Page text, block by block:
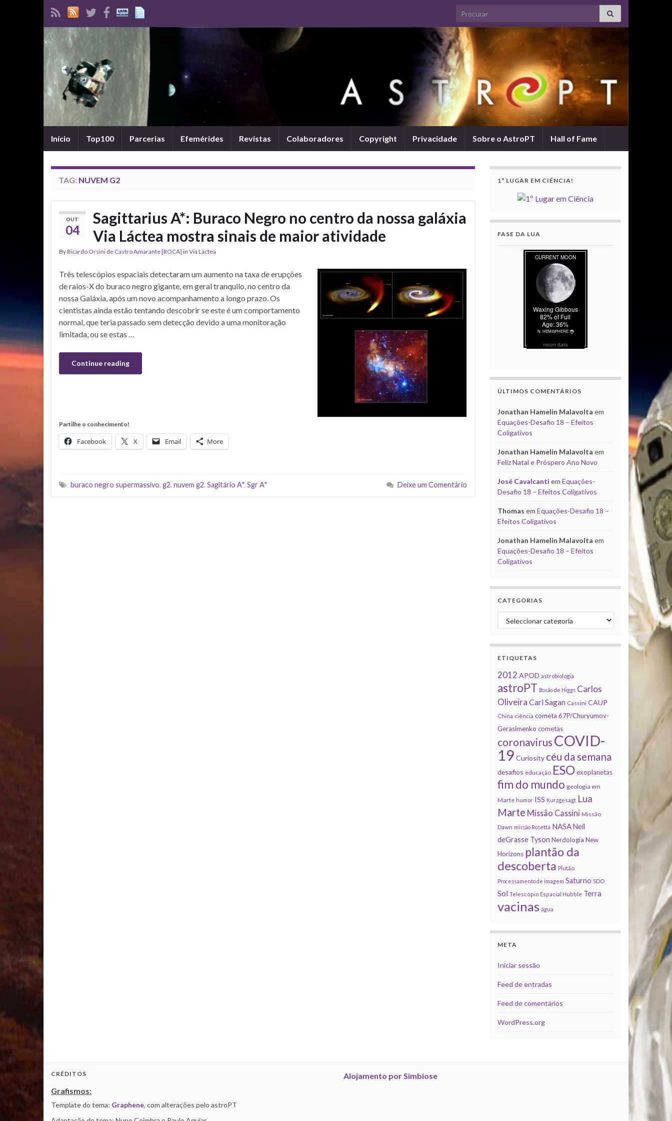
Search for:
Início Top100 Parcerias Efemérides Revistas Colaboradores Copyright Privacidade Sobre o AstroPT Hall of Fame
TAG: NUVEM G2
OUT
04
Sagittarius A*: Buraco Negro no centro da nossa galáxia
Via Láctea mostra sinais de maior atividade
ByRicardo Orsini de Castro Amarante [ROCA] in Via Láctea
Três telescópios espaciais detectaram um aumento na taxa de erupções
de raios-X do buraco negro gigante, em geral tranquilo, no centro da
nossa Galáxia, após um novo acompanhamento a longo prazo. Os
cientistas ainda estão tentando descobrir se este é um comportamento
normal, que teria passado sem detecção devido a uma monitoração
limitada, ou se estas …
Continue reading
Partilhe o conhecimento!
Facebook X Email More
buraco negro supermassivo, g2, nuvem g2, Sagitário A*, Sgr A* Deixe um Comentário
1º LUGAR EM CIÊNCIA!
FASE DA LUA
moon data
ÚLTIMOS COMENTÁRIOS
Jonathan Hamelin Malavolta em
Equações-Desafio 18 – Efeitos
Coligativos
Jonathan Hamelin Malavolta em
Feliz Natal e Próspero Ano Novo
José Cavalcanti em Equações-
Desafio 18 – Efeitos Coligativos
Thomas em Equações-Desafio 18 –
Efeitos Coligativos
Jonathan Hamelin Malavolta em
Equações-Desafio 18 – Efeitos
Coligativos
CATEGORIAS
Categorias
ETIQUETAS
2012 APOD astrobiologia
astroPT Bosão de Higgs Carlos
Oliveira Carl Sagan Cassini CAUP
China ciência cometa 67P/Churyumov-
Gerasimenko cometas
coronavirus COVID-
19 Curiosity céu da semana
desafios educação ESO exoplanetas
fim do mundo geologia em
Marte humor ISS Kurzgesagt Lua
Marte Missão Cassini Missão
Dawn missão Rosetta NASA Neil
deGrasse Tyson Nerdologia New
Horizons plantão da
descoberta Plutão
Processamento de imagem Saturno SDO
Sol Telescópio Espacial Hubble Terra
vacinas água
META
Iniciar sessão
Feed de entradas
Feed de comentários
WordPress.org
CRÉDITOS
Grafismos:
Template do tema: Graphene, com alterações pelo astroPT
Alojamento por Simbiose